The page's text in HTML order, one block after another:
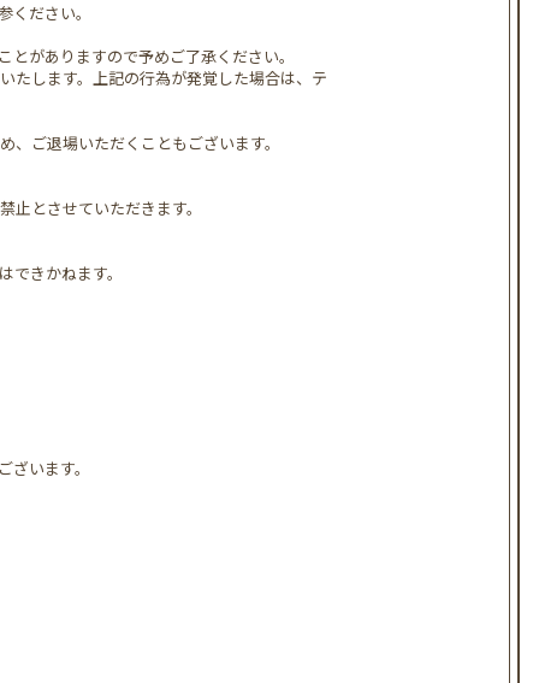
ださい。
がありますので予めご了承ください。
たします。上記の行為が発覚した場合は、テ
ご退場いただくこともございます。
とさせていただきます。
きかねます。
います。